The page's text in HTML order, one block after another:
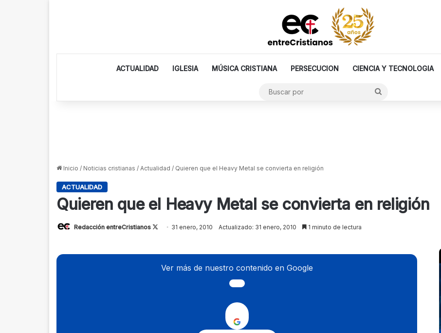
ACTUALIDAD IGLESIA MÚSICA CRISTIANA PERSECUCION CIENCIA Y TECNOLOGIA
Inicio / Noticias cristianas / Actualidad / Quieren que el Heavy Metal se convierta en religión
ACTUALIDAD
Quieren que el Heavy Metal se convierta en religión
Redacción entreCristianos
Follow31 enero, 2010 Actualizado: 31 enero, 2010 1 minuto de lectura
Ver más de nuestro contenido en Google